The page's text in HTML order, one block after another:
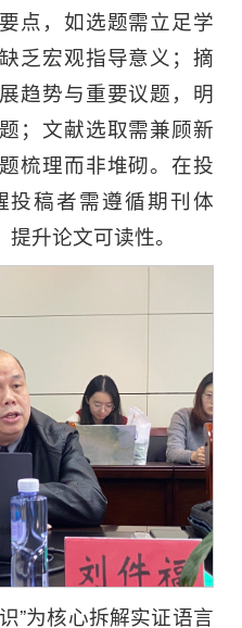
点，如选题需立足学
乏宏观指导意义；摘
趋势与重要议题，明
；文献选取需兼顾新
梳理而非堆砌。在投
投稿者需遵循期刊体
升论文可读性。
”为核心拆解实证语言